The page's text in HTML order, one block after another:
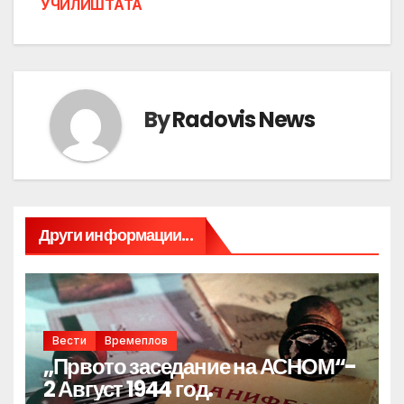
УЧИЛИШТАТА
ByRadovis News
Други информации...
Вести Времеплов
„Првото заседание на АСНОМ“-
2 Август 1944 год.